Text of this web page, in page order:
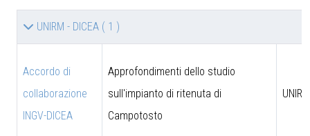
UNIRM - DICEA ( 1 )
Accordo di
collaborazione
INGV-DICEA
Approfondimenti dello studio
sull'impianto di ritenuta di
Campotosto